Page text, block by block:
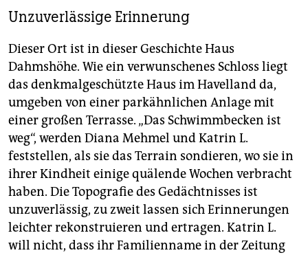
Unzuverlässige Erinnerung
Dieser Ort ist in dieser Geschichte Haus
Dahmshöhe. Wie ein verwunschenes Schloss liegt
das denkmalgeschützte Haus im Havelland da,
umgeben von einer parkähnlichen Anlage mit
einer großen Terrasse. „Das Schwimmbecken ist
weg“, werden Dia­na Mehmel und Katrin L.
feststellen, als sie das Terrain sondieren, wo sie in
ihrer Kindheit einige quälende Wochen verbracht
haben. Die Topografie des Gedächtnisses ist
unzuverlässig, zu zweit lassen sich Erinnerungen
leichter rekonstruieren und ertragen. Katrin L.
will nicht, dass ihr Familienname in der Zeitung